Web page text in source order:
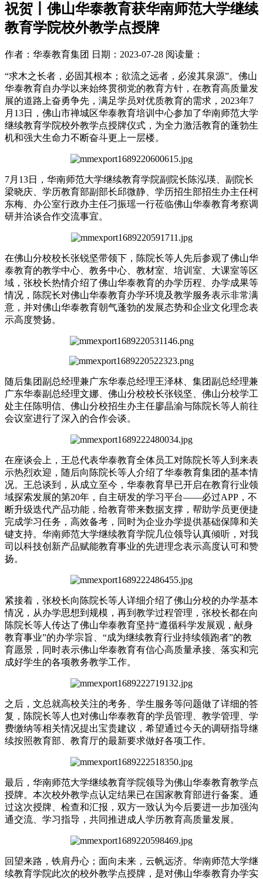
祝贺丨佛山华泰教育获华南师范大学继续
教育学院校外教学点授牌
作者：华泰教育集团 日期：2023-07-28 阅读量：
“求木之长者，必固其根本；欲流之远者，必浚其泉源”。佛山
华泰教育自办学以来始终贯彻党的教育方针，在教育高质量发
展的道路上奋勇争先，满足学员对优质教育的需求，2023年7
月13日，佛山市禅城区华泰教育培训中心参加了华南师范大学
继续教育学院校外教学点授牌仪式，为全力激活教育的蓬勃生
机和强大生命力不断奋斗更上一层楼。
7月13日，华南师范大学继续教育学院副院长陈泓瑛、副院长
梁晓庆、学历教育部副部长邱微静、学历招生部招生办主任柯
东梅、办公室行政办主任刁振瑶一行莅临佛山华泰教育考察调
研并洽谈合作交流事宜。
在佛山分校校长张锐坚带领下，陈院长等人先后参观了佛山华
泰教育的教学中心、教务中心、教材室、培训室、大课室等区
域，张校长热情介绍了佛山华泰教育的办学历程、办学成果等
情况，陈院长对佛山华泰教育办学环境及教学服务表示非常满
意，并对佛山华泰教育朝气蓬勃的发展态势和企业文化理念表
示高度赞扬。
随后集团副总经理兼广东华泰总经理王泽林、集团副总经理兼
广东华泰副总经理文娜、佛山分校校长张锐坚、佛山分校学工
处主任陈明信、佛山分校招生办主任廖晶渝与陈院长等人前往
会议室进行了深入的合作会谈。
在座谈会上，王总代表华泰教育全体员工对陈院长等人到来表
示热烈欢迎，随后向陈院长等人介绍了华泰教育集团的基本情
况。王总谈到，从成立至今，华泰教育早已开启在教育行业领
域探索发展的第20年，自主研发的学习平台——必过APP，不
断升级迭代产品功能，给教育带来数据支撑，帮助学员更便捷
完成学习任务，高效备考，同时为企业办学提供基础保障和关
键支持。华南师范大学继续教育学院几位领导认真倾听，对我
司以科技创新产品赋能教育事业的先进理念表示高度认可和赞
扬。
紧接着，张校长向陈院长等人详细介绍了佛山分校的办学基本
情况，从办学思想到规模，再到教学过程管理，张校长都在向
陈院长等人传达了佛山华泰教育坚持“遵循科学发展观，献身
教育事业”的办学宗旨、“成为继续教育行业持续领跑者”的教
育愿景，同时表示佛山华泰教育有信心高质量承接、落实和完
成好学生的各项教务教学工作。
之后，文总就高校关注的考务、学生服务等问题做了详细的答
复，陈院长等人也对佛山华泰教育的学员管理、教学管理、学
费缴纳等相关情况提出宝贵建议，希望通过今天的调研指导继
续按照教育部、教育厅的最新要求做好各项工作。
最后，华南师范大学继续教育学院领导为佛山华泰教育教学点
授牌。本次校外教学点认定结果已在国家教育部进行备案。通
过这次授牌、检查和汇报，双方一致认为今后要进一步加强沟
通交流、学习指导，共同推进成人学历教育高质量发展。
回望来路，铁肩丹心；面向未来，云帆远济。华南师范大学继
续教育学院此次的校外教学点授牌，是对佛山华泰教育办学实